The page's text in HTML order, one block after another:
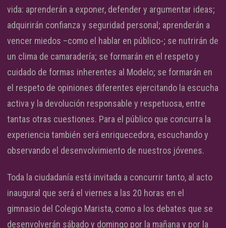
vida: aprenderán a exponer, defender y argumentar ideas;
adquirirán confianza y seguridad personal; aprenderán a
vencer miedos –como el hablar en público-; se nutrirán de
un clima de camaradería; se formarán en el respeto y
cuidado de formas inherentes al Modelo; se formarán en
el respeto de opiniones diferentes ejercitando la escucha
activa y la devolución responsable y respetuosa, entre
tantas otras cuestiones. Para el público que concurra la
experiencia también será enriquecedora, escuchando y
observando el desenvolvimiento de nuestros jóvenes.
Toda la ciudadanía está invitada a concurrir tanto, al acto
inaugural que será el viernes a las 20 horas en el
gimnasio del Colegio Marista, como a los debates que se
desenvolverán sábado y domingo por la mañana y por la